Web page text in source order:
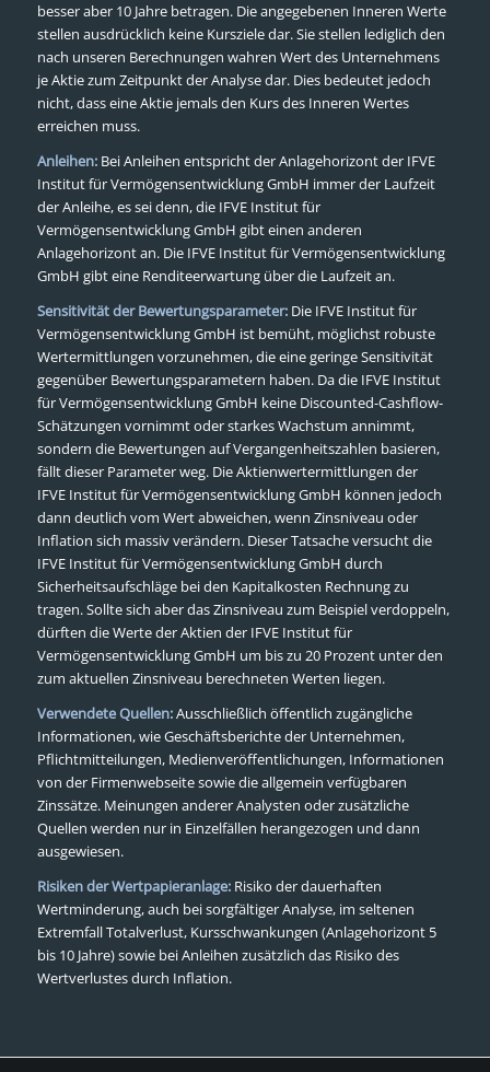
besser aber 10 Jahre betragen. Die angegebenen Inneren Werte
stellen ausdrücklich keine Kursziele dar. Sie stellen lediglich den
nach unseren Berechnungen wahren Wert des Unternehmens
je Aktie zum Zeitpunkt der Analyse dar. Dies bedeutet jedoch
nicht, dass eine Aktie jemals den Kurs des Inneren Wertes
erreichen muss.
Anleihen: Bei Anleihen entspricht der Anlagehorizont der IFVE
Institut für Vermögensentwicklung GmbH immer der Laufzeit
der Anleihe, es sei denn, die IFVE Institut für
Vermögensentwicklung GmbH gibt einen anderen
Anlagehorizont an. Die IFVE Institut für Vermögensentwicklung
GmbH gibt eine Renditeerwartung über die Laufzeit an.
Sensitivität der Bewertungsparameter: Die IFVE Institut für
Vermögensentwicklung GmbH ist bemüht, möglichst robuste
Wertermittlungen vorzunehmen, die eine geringe Sensitivität
gegenüber Bewertungsparametern haben. Da die IFVE Institut
für Vermögensentwicklung GmbH keine Discounted-Cashflow-
Schätzungen vornimmt oder starkes Wachstum annimmt,
sondern die Bewertungen auf Vergangenheitszahlen basieren,
fällt dieser Parameter weg. Die Aktienwertermittlungen der
IFVE Institut für Vermögensentwicklung GmbH können jedoch
dann deutlich vom Wert abweichen, wenn Zinsniveau oder
Inflation sich massiv verändern. Dieser Tatsache versucht die
IFVE Institut für Vermögensentwicklung GmbH durch
Sicherheitsaufschläge bei den Kapitalkosten Rechnung zu
tragen. Sollte sich aber das Zinsniveau zum Beispiel verdoppeln,
dürften die Werte der Aktien der IFVE Institut für
Vermögensentwicklung GmbH um bis zu 20 Prozent unter den
zum aktuellen Zinsniveau berechneten Werten liegen.
Verwendete Quellen:Ausschließlich öffentlich zugängliche
Informationen, wie Geschäftsberichte der Unternehmen,
Pflichtmitteilungen, Medienveröffentlichungen, Informationen
von der Firmenwebseite sowie die allgemein verfügbaren
Zinssätze. Meinungen anderer Analysten oder zusätzliche
Quellen werden nur in Einzelfällen herangezogen und dann
ausgewiesen.
Risiken der Wertpapieranlage: Risiko der dauerhaften
Wertminderung, auch bei sorgfältiger Analyse, im seltenen
Extremfall Totalverlust, Kursschwankungen (Anlagehorizont 5
bis 10 Jahre) sowie bei Anleihen zusätzlich das Risiko des
Wertverlustes durch Inflation.